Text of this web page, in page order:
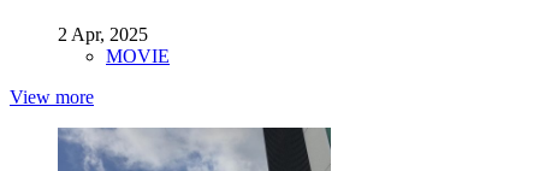
2 Apr, 2025
MOVIE
View more